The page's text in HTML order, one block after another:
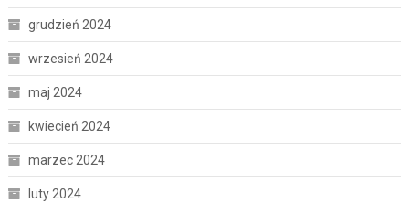
grudzień 2024
wrzesień 2024
maj 2024
kwiecień 2024
marzec 2024
luty 2024